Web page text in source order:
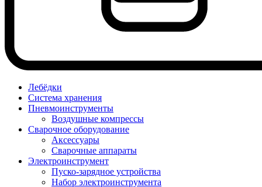
Лебёдки
Система хранения
Пневмоинструменты
Воздушные компрессы
Сварочное оборудование
Аксессуары
Сварочные аппараты
Электроинструмент
Пуско-зарядное устройства
Набор электроинструмента